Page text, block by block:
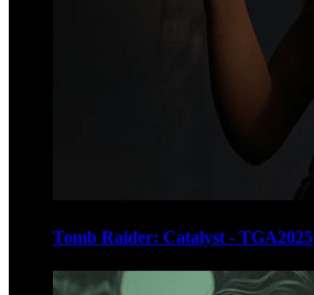
Tomb Raider: Catalyst - TGA2025